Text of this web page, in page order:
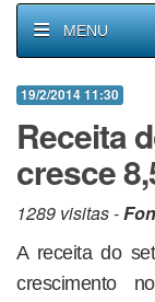
MENU
19/2/2014 11:30
Receita
cresce
1289 visitas -
A receita do
crescimento